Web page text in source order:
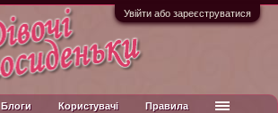
Увійти або зареєструватися
Блоги Користувачі Правила